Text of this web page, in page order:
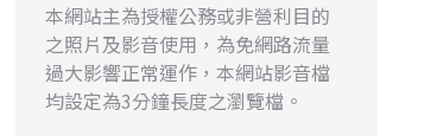
本網站主為授權公務或非營利目的
之照片及影音使用，為免網路流量
過大影響正常運作，本網站影音檔
均設定為3分鐘長度之瀏覽檔。